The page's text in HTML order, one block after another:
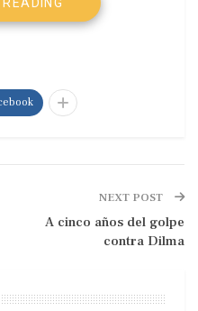
esta banda
garantías electorales
Constitución… ¡Vaya
No hay mejor manera
lo que escribió
Pedro Duno, cuando
entonces: aquellos
NEXT POST
A cinco años del golpe
contra Dilma